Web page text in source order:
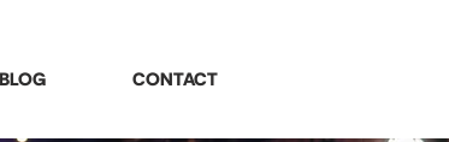
BLOG CONTACT